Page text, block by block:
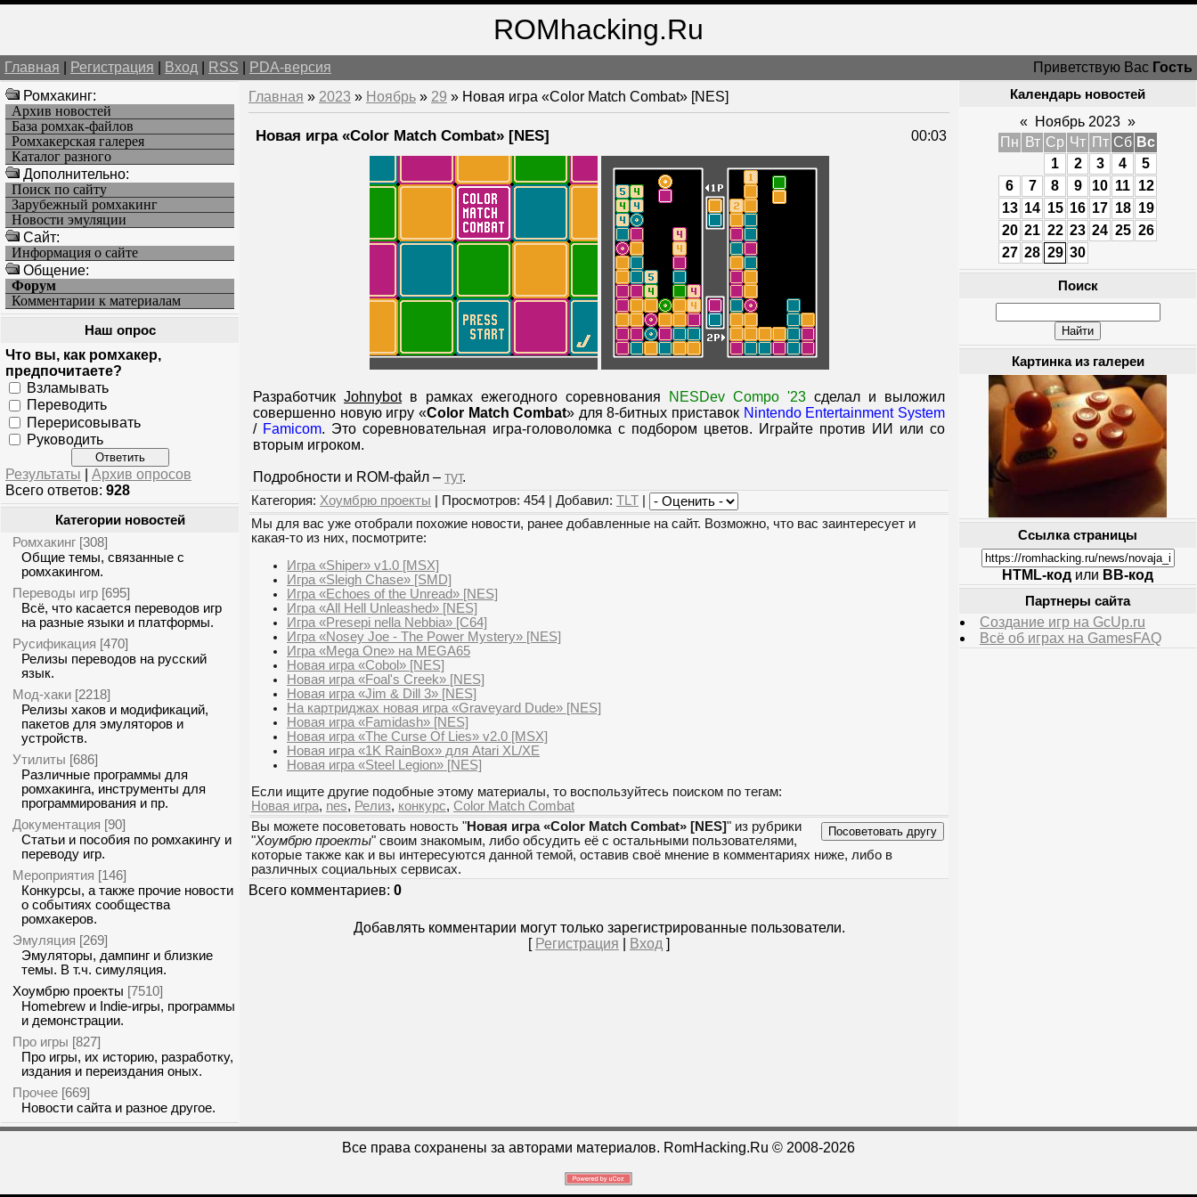
ROMhacking.Ru
Главная Регистрация Вход RSS PDA-версия Приветствую Вас Гость
Ромхакинг:
Архив новостей
База ромхак-файлов
Ромхакерская галерея
Каталог разного
Дополнительно:
Поиск по сайту
Зарубежный ромхакинг
Новости эмуляции
Cайт:
Информация о сайте
Общение:
Форум
Комментарии к материалам
Наш опрос
Что вы, как ромхакер,
предпочитаете?
Взламывать
Переводить
Перерисовывать
Руководить
Результаты
Архив опросов
Всего ответов: 928
Категории новостей
Ромхакинг [308]
Общие темы, связанные с
ромхакингом.
Переводы игр [695]
Всё, что касается переводов игр
на разные языки и платформы.
Русификация [470]
Релизы переводов на русский
язык.
Мод-хаки [2218]
Релизы хаков и модификаций,
пакетов для эмуляторов и
устройств.
Утилиты [686]
Различные программы для
ромхакинга, инструменты для
программирования и пр.
Документация [90]
Статьи и пособия по ромхакингу и
переводу игр.
Мероприятия [146]
Конкурсы, а также прочие новости
о событиях сообщества
ромхакеров.
Эмуляция [269]
Эмуляторы, дампинг и близкие
темы. В т.ч. симуляция.
Хоумбрю проекты [7510]
Homebrew и Indie-игры, программы
и демонстрации.
Про игры [827]
Про игры, их историю, разработку,
издания и переиздания оных.
Прочее [669]
Новости сайта и разное другое.
Главная » 2023 » Ноябрь » 29 » Новая игра «Color Match Combat» [NES]
Новая игра «Color Match Combat» [NES] 00:03
Разработчик Johnybotв рамках ежегодного соревнования NESDev Compo '23 сделал и выложил
совершенно новую игру «Color Match Combat» для 8-битных приставок Nintendo Entertainment System
/ Famicom. Это соревновательная игра-головоломка с подбором цветов. Играйте против ИИ или со
вторым игроком.
Подробности и ROM-файл – тут.
Категория: Хоумбрю проекты | Просмотров: 454 | Добавил: TLT
Мы для вас уже отобрали похожие новости, ранее добавленные на сайт. Возможно, что вас заинтересует и
какая-то из них, посмотрите:
Игра «Shiper» v1.0 [MSX]
Игра «Sleigh Chase» [SMD]
Игра «Echoes of the Unread» [NES]
Игра «All Hell Unleashed» [NES]
Игра «Presepi nella Nebbia» [C64]
Игра «Nosey Joe - The Power Mystery» [NES]
Игра «Mega One» на MEGA65
Новая игра «Cobol» [NES]
Новая игра «Foal's Creek» [NES]
Новая игра «Jim & Dill 3» [NES]
На картриджах новая игра «Graveyard Dude» [NES]
Новая игра «Famidash» [NES]
Новая игра «The Curse Of Lies» v2.0 [MSX]
Новая игра «1K RainBox» для Atari XL/XE
Новая игра «Steel Legion» [NES]
Если ищите другие подобные этому материалы, то воспользуйтесь поиском по тегам:
Новая игра, nes, Релиз, конкурс, Color Match Combat
Вы можете посоветовать новость "Новая игра «Color Match Combat» [NES]" из рубрики
"Хоумбрю проекты" своим знакомым, либо обсудить её с остальными пользователями,
которые также как и вы интересуются данной темой, оставив своё мнение в комментариях ниже, либо в
различных социальных сервисах.
Всего комментариев: 0
Добавлять комментарии могут только зарегистрированные пользователи.
[ Регистрация Вход ]
Календарь новостей
« Ноябрь 2023 »
Пн
Вт Ср Чт Пт Сб Вс
1
2 3 4
5
6
7 8 9 10 11 12
13 14 15 16 17 18 19
20 21 22 23 24 25 26
27 28 29 30
Поиск
Картинка из галереи
Ссылка страницы
HTML-код или BB-код
Партнеры сайта
Создание игр на GcUp.ru
Всё об играх на GamesFAQ
Все права сохранены за авторами материалов. RomHacking.Ru © 2008-2026